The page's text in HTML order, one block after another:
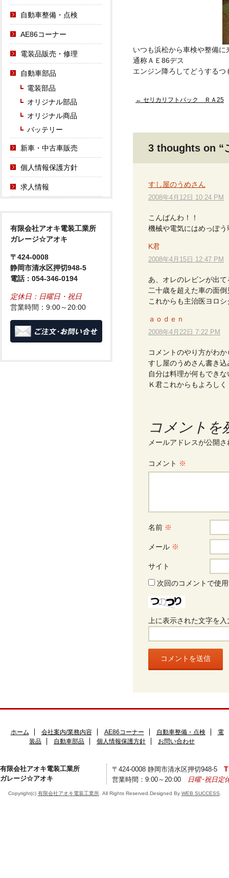
いつも浜松から車検や整備
通称ＡＥ86デス
エンジン降ろしてどうする
Post
← セリカリフトバック ＲＡ25
3 thoughts on “
すし屋のうめさん
2008年4月12日 10:24 PM
こんばんわ！！
機械や電気にはめっぽ
K君
2008年4月15日 12:47 PM
あ、オレのレビンが出
二十歳を超えた車の面
これからも主治医ヨロシ
ａｏｄｅｎ
2008年4月22日 7:22 PM
コメントのやり方がわ
すし屋のうめさん書き
自分は料理が何もでき
Ｋ君これからもよろしく
コメントを
メールアドレスが公開
コメント ※
名前 ※
メール ※
サイト
次回のコメントで使
上に表示された文字を
自動車整備・点検
AE86コーナー
電装品販売・修理
自動車部品
電装部品
オリジナル部品
オリジナル商品
バッテリー
新車・中古車販売
個人情報保護方針
求人情報
有限会社アオキ電装工業所
ガレージ☆アオキ
〒424-0008
静岡市清水区押切948-5
電話：054-346-0194
定休日：日曜日・祝日
営業時間：9:00～20:00
ホーム 会社案内/業務内容 AE86コーナー 自動車整備・点検
電
装品
自動車部品 個人情報保護方針 お問い合わせ
有限会社アオキ電装工業所
ガレージ☆アオキ
〒424-0008 静岡市清水区押切948-5
営業時間：9:00～20:00 日曜･祝日定
Copyright(c) 有限会社アオキ電装工業所. All Rights Reserved.Designed By WEB SUCCESS